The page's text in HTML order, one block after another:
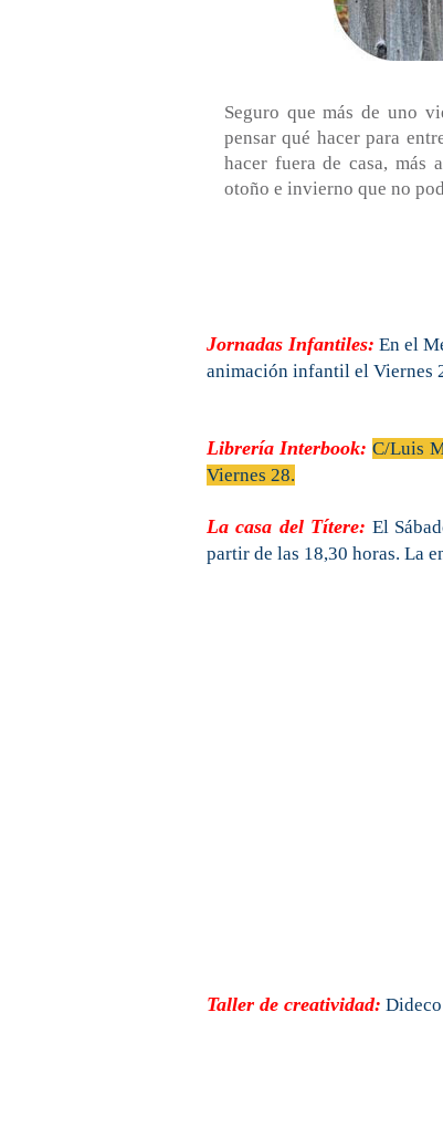
Seguro que más de uno
pensar qué hacer para
hacer fuera de casa, más
otoño e invierno que no
Jornadas Infantiles: En el
animación infantil el Viernes
Librería Interbook: C/Luis
Viernes 28.
La casa del Títere: El
partir de las 18,30 horas. La
Taller de creatividad: